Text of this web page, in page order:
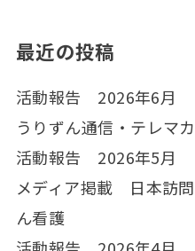
最近の投稿
活動報告 2026年6月
うりずん通信・テレマ
活動報告 2026年5月
メディア掲載 日本訪
ん看護